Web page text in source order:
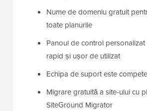
Nume de domeniu gratuit
toate planurile
Panoul de control personalizat
rapid și ușor de utilizat
Echipa de suport este
Migrare gratuită a site-ului cu
SiteGround Migrator